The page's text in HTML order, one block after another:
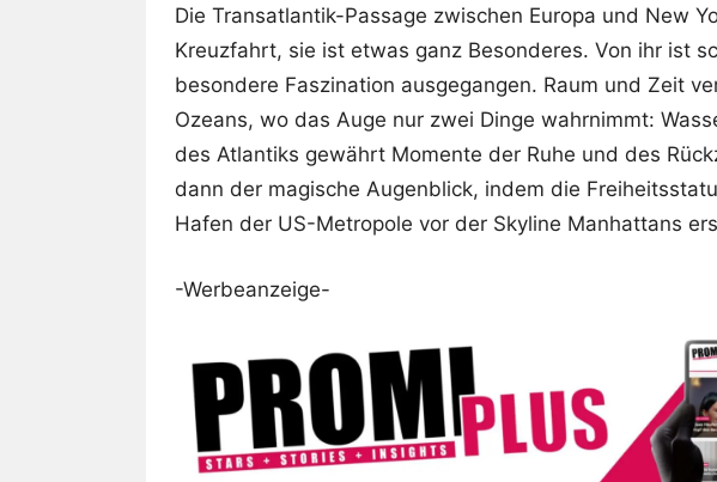
Die Transatlantik-Passage zwischen Europa und New
Kreuzfahrt, sie ist etwas ganz Besonderes. Von ihr ist
besondere Faszination ausgegangen. Raum und Zeit
Ozeans, wo das Auge nur zwei Dinge wahrnimmt:
des Atlantiks gewährt Momente der Ruhe und des
dann der magische Augenblick, indem die
Hafen der US-Metropole vor der Skyline Manhattans
-Werbeanzeige-